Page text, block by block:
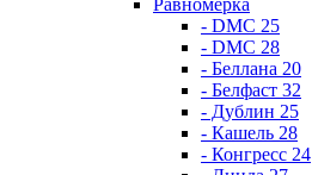
Равномерка
- DMC 25
- DMC 28
- Беллана 20
- Белфаст 32
- Дублин 25
- Кашель 28
- Конгресс 24